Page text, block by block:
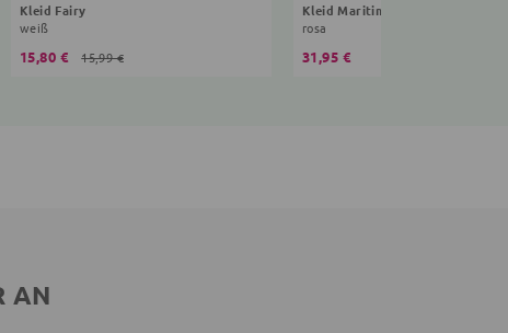
Kleid Fairy
weiß
15,80 € 15,99 €
Kleid Maritim
rosa
31,95 €
AN